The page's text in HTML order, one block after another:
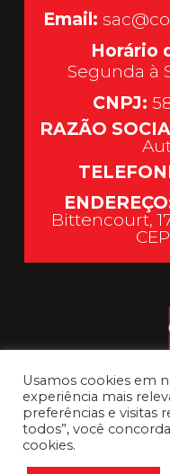
Email:
Horário
Segunda à
CNPJ:
RAZÃO
Bittencourt,
Usamos cookies em
experiência mais
preferências e visitas
todos”, você
cookies.